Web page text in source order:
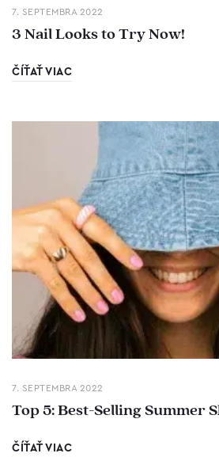
7. SEPTEMBRA 2022
3 Nail Looks to Try Now!
ČÍŤAŤ VIAC
7. SEPTEMBRA 2022
Top 5: Best-Selling Summer
ČÍŤAŤ VIAC